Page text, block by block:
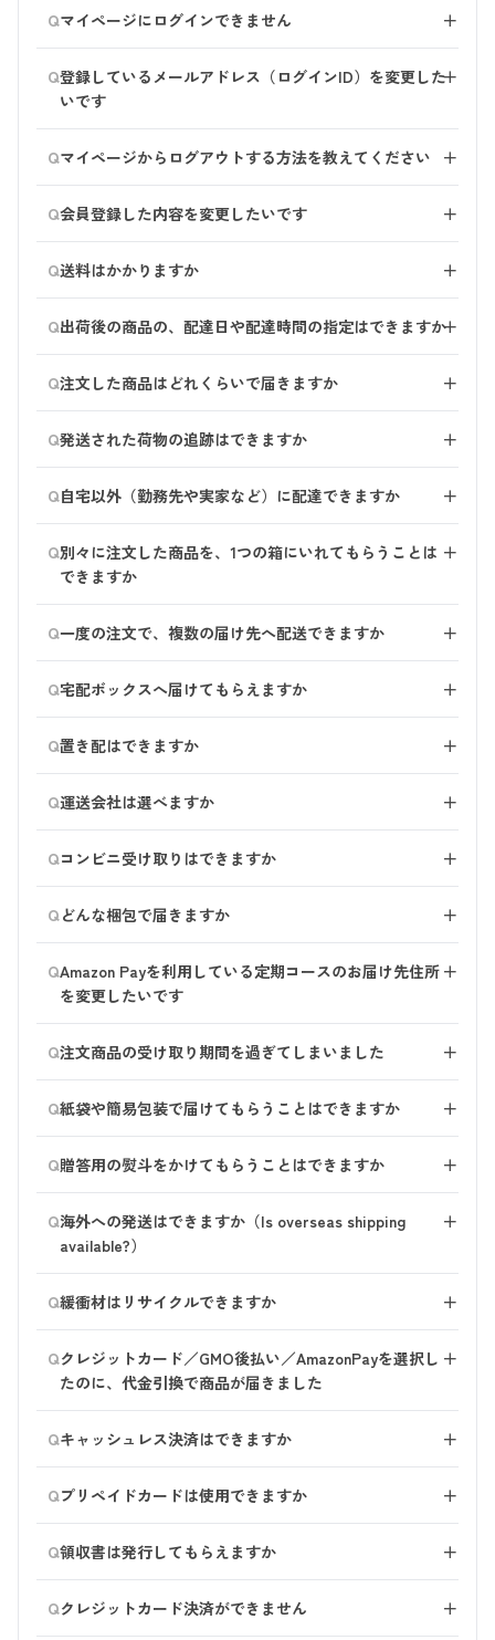
認ください。
一度解約しても、再度定期コースをご注文いただくこと
で再開していただけます。
・お電話番号
【1】ご登録いただいたメールアドレスは正しく入力さ
れていますか
半角入力になっていますか？不要な文字やスペース（空
白）は入っていませんか？
クスに届いていませんか
【3】迷惑メールに対するフィルターが設定されていま
せんか
メールの受信設定方法はご使用の会社によって異なりま
・au：迷惑メールフィルター設定
・Softbank：迷惑フィルターの設定
・iCloud：iCloudユーザーガイド
・Gmail：迷惑メールのマーク付けとマークの解除
・Yahoo：Yahoo!メールの迷惑メール対策
【4】ドメイン指定受信を設定していませんか
※ドメイン指定受信を設定している場合は、［@haru-
shop.jp］を許可してください。
【5】今までに、haruオンラインショップから注文され
たことはありますか
ンラインショップからご注文いただいた場合は、
お客様ご自身でのパスワード再設定ができません。
【6】RFC（インターネット技術の国際標準）に準拠し
ていないメールアドレスを設定していませんか
・@の直前に、ドット（.）が使用されている：
aabbcc.@xxx.ne.jp
・先頭にハイフン（-）が使用されている：-
aabbcc@xxx.com
【7】 haruオンラインショップに登録のないメールアド
レスを入力されていませんか
メールアドレスが未登録の場合、もしくはharuオンライ
ンショップに登録のないメールアドレスを入力された場
haru お客様センターにお問い合わせの上、メールアドレ
スの変更手続きをお願いいたします。
容例を参考に、アドレスに間違いがないかご確認くださ
い。
-----------------------
例①）test.@haru.jp →「＠」の前に「.」が入力されて
いる
例③）test@ haru.jp →「＠」の間またはアドレス前後
に「スペース」が入力されている
例④）test@haru.jp. →アドレスの最後に「.」が入力さ
れている
例⑤）test@ →アドレスの最後（＠以降）が空白になっ
上記に限らず、使用できないアドレスを入力されている
場合は、エラーメッセージが出ます。 正しいアドレス
をご入力いただきますよう、お願いいたします。
■過去に同じメールアドレスを利用して、haruの商品を
注文をお願いいたします。 パスワードをお忘れの場合
は、再発行手続きをしていただくか、haruお客様センタ
ーまでお問い合わせください。
■ご利用のインターネット環境について 下記のインタ
ーネット環境では、正常に動作しない場合がございま
・スマートフォン以外の携帯電話からご利用の場合
・Internet Explorerをご利用の場合 上記以外のインター
ネット環境や、インターネットブラウザをご利用いただ
くことで解決する場合がございます。 haruでは
版）」での利用をおすすめしております。
Qマイページにログインできません
＋
い物をする場合 （雑誌やお電話からのご注文や、楽
天・Amazon・Yahooからのご注文含む） マイページは
まだ作成されていないため、ログインできません。 今
までに雑誌（注文ハガキ）、お電話にてご注文されたこ
とがあるお客様は、haruお客様センターまでご連絡くだ
さい。 楽天、Yahoo!ショッピング、Amazonなどのharu
■2025年10月1日以降、初めてログインする場合 オンラ
インショップのリニューアルにともない、パスワードの
再設定が必要です。
■パスワードの再設定を押してもメールが届かない場合
合 「登録しているメールアドレス（ログインID）の変更
はできますか？」をご覧ください。
■ページが正常に表示されていない場合 「ホームペー
ジが正常に表示されません」をご覧ください。
■ログインID（メールアドレス）及びパスワードに誤り
がある
・半角入力になっていますか？
解決できない場合は、haruお客様センターまでご連絡く
ださい。
Q登録しているメールアドレス（ログインID）を変更した
いです
＋
ご変更前のメールアドレス（ログインID）とパスワード
でマイページにログインし、下記の手順でご変更をお願
いいたします。
1.マイページにログイン（旧メールアドレス、パスワー
手続きを行なってください。
※メールアドレスとパスワードどちらもわからない場合
は、お問い合わせフォームよりご連絡をお願いいたしま
す。
Qマイページからログアウトする方法を教えてください
＋
設けておりますので、ご活用ください。
Q会員登録した内容を変更したいです
＋
す。
▼ご変更方法
1.画面上にある『会員情報』をクリック
3.変更内容をご確認のうえ、『入力内容の確認へ進む』
リック
5.「更新しました」と表示されると完了
Q送料はかかりますか
＋
5,000円（税込）以上 のご注文：送料無料（通常注文・
定期コースともに適用）
4,999円（税込）以下 のご注文：全国一律 650円（税
込） の送料を頂戴しております
Q出荷後の商品の、配達日や配達時間の指定はできますか＋
佐川急便公式LINEからご変更いただけます。 詳しくは
こちらをご覧ください。
Q注文した商品はどれくらいで届きますか
＋
九州（沖縄県除く）・四国・本州・北海道･･･2日～3日
程度
沖縄県・離島･･･4日以上
商品の出荷が完了すると、ご登録のメールアドレスにお
のお問い合わせページよりご確認ください。
また、佐川急便とLINEで友だちになると配送状況の確認
や、再配達の依頼、配達日・受取場所の変更などが簡単
に手続きできます。
スマートクラブとID連携すると、さらに便利にご利用い
ただけます。佐川急便のサービスもぜひご利用くださ
い。
Q発送された荷物の追跡はできますか
＋
ます。 追跡に必要な送り状番号（伝票番号）は出荷手
配が終わり次第、発送完了のお知らせ（メール）にてお
知らせします。
※追跡サービスに送り状番号が反映されるまでには、時
間がかかります。 データが反映されていない場合は、
少し時間をあけて再度お試しください。
Q自宅以外（勤務先や実家など）に配達できますか
＋
てください。
勤務先住所を指定される場合は、住所の末尾に必ず会社
名をご入力ください。
※ご自宅以外のご住所を指定しただけでは、お買上伝票
が同封されます。贈り物の場合はお買上伝票が入らない
よう手配いたしますので、お客様センターまでご連絡く
Q別々に注文した商品を、1つの箱にいれてもらうことは
できますか
＋
箱にまとめてのご注文をご希望の場合は、ご注文をキャ
ンセルし、再度ご注文手続きを行ってください。
Q一度の注文で、複数の届け先へ配送できますか
＋
けません。 複数のお届け先がある場合は、ご住所ごと
にご注文手続きをお願いいたします。
Q宅配ボックスへ届けてもらえますか
＋
荷物を入れることができる状態であれば、ご指示がなく
ともご不在時は宅配ボックスへお届けいたします。
Q置き配はできますか
＋
LINE公式アカウント を通じて、置き配がご利用いただけ
ます。 商品発送完了後にお客様ご自身で選択をお願い
いたします。
▼受け取り方法を置き配に変更する流れ
した後、お荷物の受け取り方法で「置き配」を選択、
「指定可能な受け取り場所」からご希望の受け取り場所
を指定します。
また、佐川急便 LINE 公式アカウントよりお客さまのス
マートフォンに届く、お届け予定通知からも「置き配」
の選択が可能です。
・品質低下のおそれがございますので、直射日光の当た
る場所や降雨にさらされる場所へのご指定はさけてくだ
さい。
・配達トラブル防止のため、できる限りわかりやすい場
所をご指定ください。
・オートロックマンションの場合、マンション内への立
マンションなど集合住宅の共有地に立ち入ることをお客
様がご了承いただいたものとみなします。
〈免責事項〉
・ご指定された場所への配達後の盗難・紛失については
その責任は負いかねます。
配達後の環境要因による商品の汚損・破損などについて
も責任を負いかねます。
▼置き場所 ・宅配ボックス ・玄関前 ・ガスメーターボ
Q運送会社は選べますか
＋
きかねます。 ご了承ください。
Qコンビニ受け取りはできますか
＋
Qどんな梱包で届きますか
＋
で、大切にお届けいたします。 ご注文商品に合わせた
大きさの箱でお届けいたします。
QAmazon Payを利用している定期コースのお届け先住所
を変更したいです
＋
ス」の「ご注文内容の確認・変更」を選択後、「お届け
先住所」からご変更をお願いいたします。
Q注文商品の受け取り期間を過ぎてしまいました
＋
後、キャンセルの手続きを行います。
※配送先住所に誤りがある場合も、返送となります。
お客様のご都合によるキャンセルが続く場合、新たなご
注文を制限する措置をとらせていただく場合がございま
す。 ご注文商品は、期間内にお受取りいただくようお
願いいたします。
Q紙袋や簡易包装で届けてもらうことはできますか
＋
ご用意がございません。
haru専用の輸送箱と緩衝材にて梱包し、お届けいたしま
す。
Q贈答用の熨斗をかけてもらうことはできますか
＋
Q海外への発送はできますか（Is overseas shipping
available?）
＋
（Unfortunately, not all items are available for shipping
outside Japan.）
Q緩衝材はリサイクルできますか
＋
の緩衝材を使用しています。 緩衝材は、紙資源として
リサイクルしていただけます。 ダンボールより上質な
紙を使用しており、リサイクルに向いているエコな緩衝
材です。
Qクレジットカード／GMO後払い／AmazonPayを選択し
たのに、代金引換で商品が届きました
＋
「Amazonpay」をご希望いただいた場合でも、以下にあ
てはまる場合は決済ができかねます。 その場合、商品
のお届けをお待たせすることがないように「代金引換」
に変更してお届けいたします。ご了承ください。
3.ご注文時のご記入内容に不備がある場合
Qキャッシュレス決済はできますか
＋
Qプリペイドカードは使用できますか
＋
対応しておりません。
Q領収書は発行してもらえますか
＋
Qクレジットカード決済ができません
＋